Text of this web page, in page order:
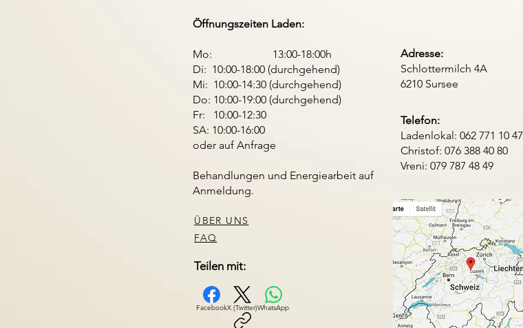
Öffnungszeiten Laden:
Mo: 13:00-18:00h
Di: 10:00-18:00 (durchgehend)
Mi: 10:00-14:30 (durchgehend)
Do: 10:00-19:00 (durchgehend)
Fr: 10:00-12:30
SA: 10:00-16:00
oder auf Anfrage
Behandlungen und Energiearbeit auf
Anmeldung.
ÜBER UNS
FAQ
Teilen mit:
FacebookX (Twitter)WhatsApp
Adresse:
Schlottermilch 4A
6210 Sursee
Telefon:
Ladenlokal: 062 771 10 47
Christof: 076 388 40 80
Vreni: 079 787 48 49